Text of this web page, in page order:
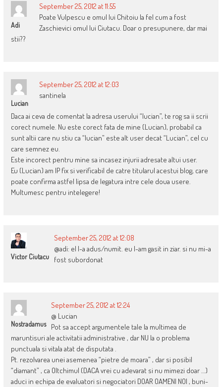
Adi
September 25, 2012 at 11:55
Poate Vulpescu e omul lui Chitoiu la fel cum a fost
Zaschievici omul lui Ciutacu. Doar o presupunere, dar mai
stii??
Lucian
September 25, 2012 at 12:03
santinela
Daca ai ceva de comentat la adresa userului “lucian”, te rog sa ii scrii
corect numele. Nu este corect fata de mine (Lucian), probabil ca
sunt altii care nu stiu ca “lucian” este alt user decat “Lucian”, cel cu
care semnez eu.
Este incorect pentru mine sa incasez injurii adresate altui user.
Eu (Lucian) am IP fix si verificabil de catre titularul acestui blog, care
poate confirma astfel lipsa de legatura intre cele doua usere.
Multumesc pentru intelegere!
Victor Ciutacu
September 25, 2012 at 12:08
@adi: el l-a adus/numit. eu l-am gasit in ziar. si nu mi-a
fost subordonat
Nostradamus
September 25, 2012 at 12:24
@ Lucian
Pot sa accept argumentele tale la multimea de
maruntisuri ale activitatii administrative , dar NU la o problema
punctuala si vitala atat de disputata .
Pt. rezolvarea unei asemenea “pietre de moara” , dar si posibil
“diamant” , ca Oltchimul (DACA vrei cu adevarat si nu mimezi doar …)
aduci in echipa de evaluatori si negociatori DOAR OAMENI NOI , buni-